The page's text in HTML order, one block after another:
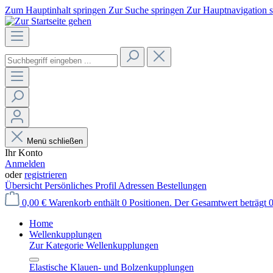
Zum Hauptinhalt springen Zur Suche springen Zur Hauptnavigation
Menü schließen
Ihr Konto
Anmelden
oderregistrieren
Übersicht Persönliches Profil Adressen Bestellungen
0,00 € Warenkorb enthält 0 Positionen. Der Gesamtwert beträgt
Home
Wellenkupplungen
Zur Kategorie Wellenkupplungen
Elastische Klauen- und Bolzenkupplungen